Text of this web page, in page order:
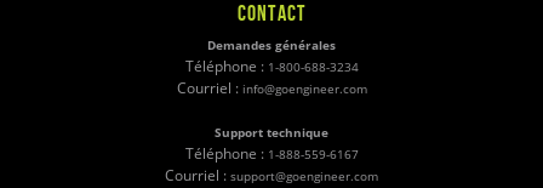
CONTACT
Demandes générales
Téléphone : 1-800-688-3234
Courriel : info@goengineer.com
Support technique
Téléphone : 1-888-559-6167
Courriel : support@goengineer.com